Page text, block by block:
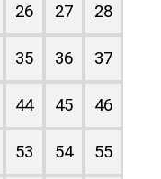
26 27 28
35 36 37
44 45 46
53 54 55